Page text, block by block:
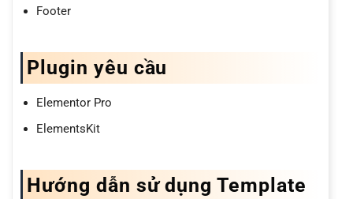
Footer
Plugin yêu cầu
Elementor Pro
ElementsKit
Hướng dẫn sử dụng Template